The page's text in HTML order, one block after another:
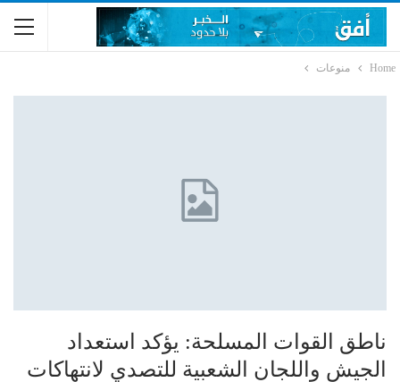
Home منوعات
ناطق القوات المسلحة: يؤكد استعداد
الجيش واللجان الشعبية للتصدي لانتهاكات